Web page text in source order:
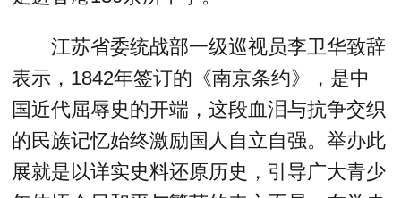
江苏省委统战部一级巡视员李卫华致辞
表示，1842年签订的《南京条约》，是中
国近代屈辱史的开端，这段血泪与抗争交织
的民族记忆始终激励国人自立自强。举办此
展就是以详实史料还原历史，引导广大青少